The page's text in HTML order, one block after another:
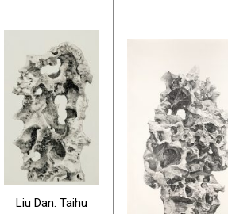
Liu Dan. Taihu